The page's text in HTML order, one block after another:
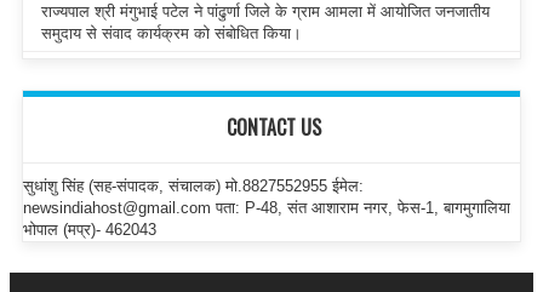
राज्यपाल श्री मंगुभाई पटेल ने पांढुर्णा जिले के ग्राम आमला में आयोजित जनजातीय
समुदाय से संवाद कार्यक्रम को संबोधित किया।
CONTACT US
सुधांशु सिंह (सह-संपादक, संचालक) मो.8827552955 ईमेल:
newsindiahost@gmail.com पता: P-48, संत आशाराम नगर, फेस-1, बागमुगालिया
भोपाल (मप्र)- 462043